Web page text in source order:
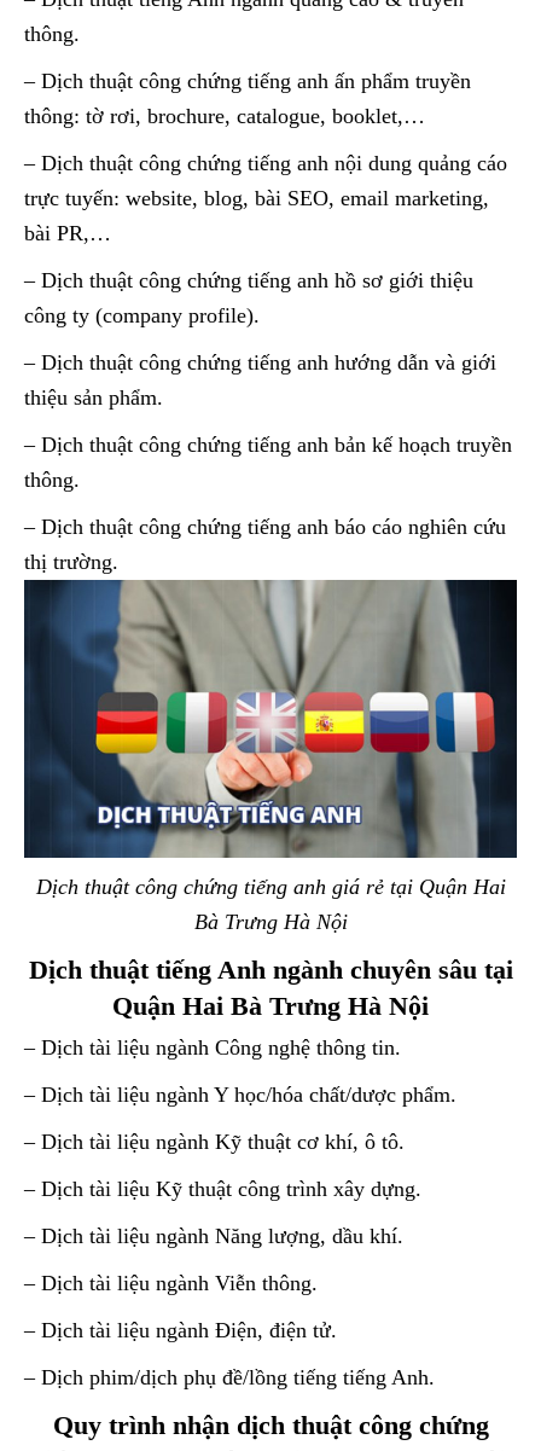
thông.
– Dịch thuật công chứng tiếng anh ấn phẩm truyền
thông: tờ rơi, brochure, catalogue, booklet,…
– Dịch thuật công chứng tiếng anh nội dung quảng cáo
trực tuyến: website, blog, bài SEO, email marketing,
bài PR,…
– Dịch thuật công chứng tiếng anh hồ sơ giới thiệu
công ty (company profile).
– Dịch thuật công chứng tiếng anh hướng dẫn và giới
thiệu sản phẩm.
– Dịch thuật công chứng tiếng anh bản kế hoạch truyền
thông.
– Dịch thuật công chứng tiếng anh báo cáo nghiên cứu
thị trường.
Dịch thuật công chứng tiếng anh giá rẻ tại Quận Hai
Bà Trưng Hà Nội
Dịch thuật tiếng Anh ngành chuyên sâu tại
Quận Hai Bà Trưng Hà Nội
– Dịch tài liệu ngành Công nghệ thông tin.
– Dịch tài liệu ngành Y học/hóa chất/dược phẩm.
– Dịch tài liệu ngành Kỹ thuật cơ khí, ô tô.
– Dịch tài liệu Kỹ thuật công trình xây dựng.
– Dịch tài liệu ngành Năng lượng, dầu khí.
– Dịch tài liệu ngành Viễn thông.
– Dịch tài liệu ngành Điện, điện tử.
– Dịch phim/dịch phụ đề/lồng tiếng tiếng Anh.
Quy trình nhận dịch thuật công chứng